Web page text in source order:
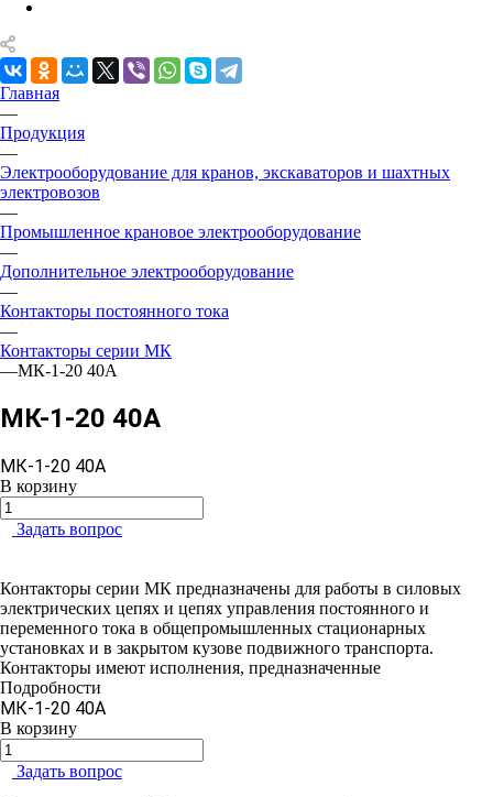
Главная
—
Продукция
—
Электрооборудование для кранов, экскаваторов и шахтных
электровозов
—
Промышленное крановое электрооборудование
—
Дополнительное электрооборудование
—
Контакторы постоянного тока
—
Контакторы серии МК
—МК-1-20 40А
МК-1-20 40А
МК-1-20 40А
В корзину
Задать вопрос
Контакторы серии МК предназначены для работы в силовых
электрических цепях и цепях управления постоянного и
переменного тока в общепромышленных стационарных
установках и в закрытом кузове подвижного транспорта.
Контакторы имеют исполнения, предназначенные
Подробности
МК-1-20 40А
В корзину
Задать вопрос